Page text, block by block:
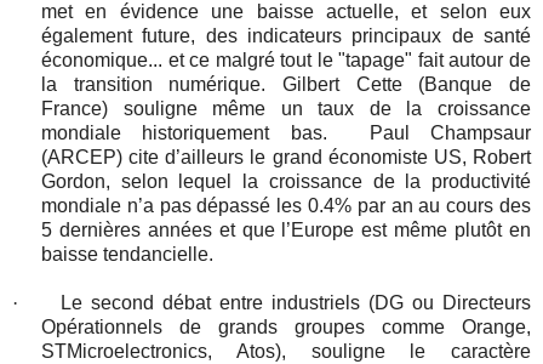
met en évidence une baisse actuelle, et selon eux
également future, des indicateurs principaux de santé
économique... et ce malgré tout le "tapage" fait autour de
la transition numérique. Gilbert Cette (Banque de
France) souligne même un taux de la croissance
mondiale historiquement bas.
Paul Champsaur
(ARCEP) cite d’ailleurs le grand économiste US, Robert
Gordon, selon lequel la croissance de la productivité
mondiale n’a pas dépassé les 0.4% par an au cours des
5 dernières années et que l’Europe est même plutôt en
baisse tendancielle.
·
Le second débat entre industriels (DG ou Directeurs
Opérationnels de grands groupes comme Orange,
STMicroelectronics, Atos), souligne le caractère